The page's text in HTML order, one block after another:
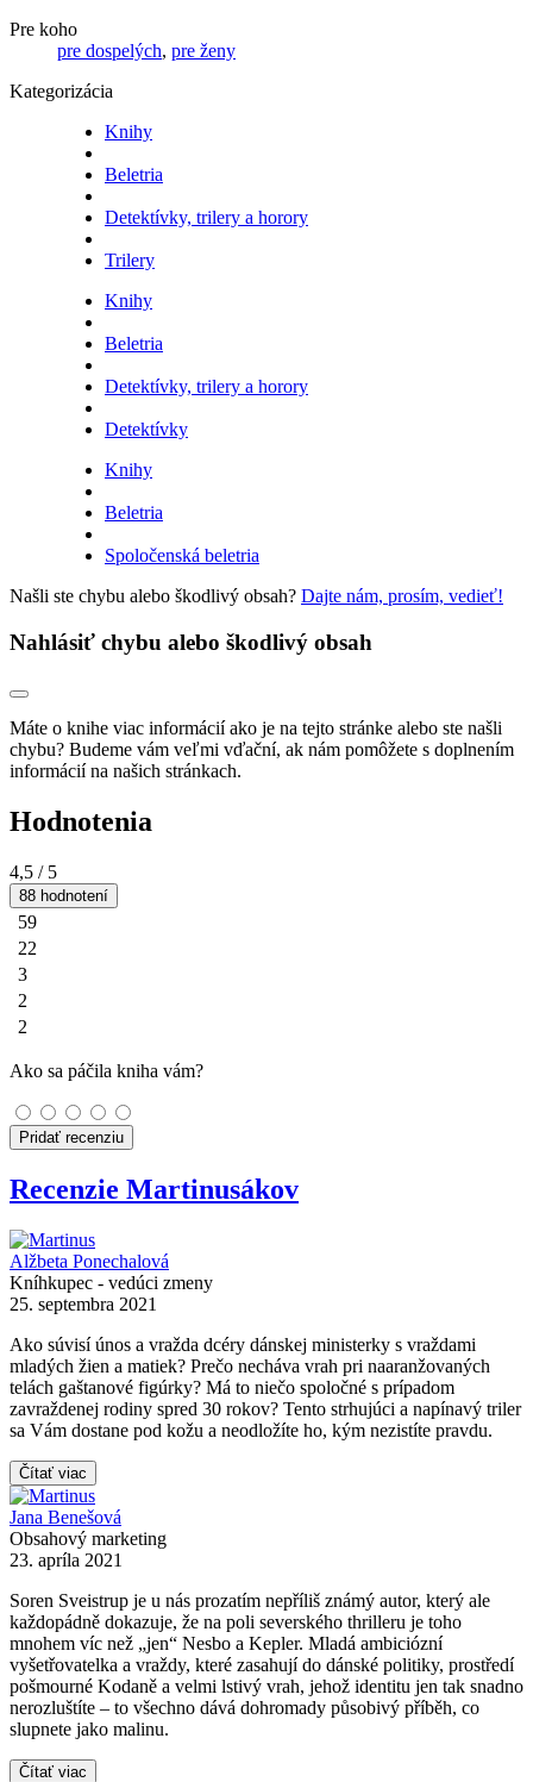
Pre koho
pre dospelých, pre ženy
Kategorizácia
Knihy
Beletria
Detektívky, trilery a horory
Trilery
Knihy
Beletria
Detektívky, trilery a horory
Detektívky
Knihy
Beletria
Spoločenská beletria
Našli ste chybu alebo škodlivý obsah? Dajte nám, prosím, vedieť!
Nahlásiť chybu alebo škodlivý obsah
Máte o knihe viac informácií ako je na tejto stránke alebo ste našli
chybu? Budeme vám veľmi vďační, ak nám pomôžete s doplnením
informácií na našich stránkach.
Hodnotenia
4,5 / 5
88 hodnotení
59
22
3
2
2
Ako sa páčila kniha vám?
Pridať recenziu
Recenzie Martinusákov
Alžbeta Ponechalová
Kníhkupec - vedúci zmeny
25. septembra 2021
Ako súvisí únos a vražda dcéry dánskej ministerky s vraždami
mladých žien a matiek? Prečo necháva vrah pri naaranžovaných
telách gaštanové figúrky? Má to niečo spoločné s prípadom
zavraždenej rodiny spred 30 rokov? Tento strhujúci a napínavý triler
sa Vám dostane pod kožu a neodložíte ho, kým nezistíte pravdu.
Čítať viac
Jana Benešová
Obsahový marketing
23. apríla 2021
Soren Sveistrup je u nás prozatím nepříliš známý autor, který ale
každopádně dokazuje, že na poli severského thrilleru je toho
mnohem víc než „jen“ Nesbo a Kepler. Mladá ambiciózní
vyšetřovatelka a vraždy, které zasahují do dánské politiky, prostředí
pošmourné Kodaně a velmi lstivý vrah, jehož identitu jen tak snadno
nerozluštíte – to všechno dává dohromady působivý příběh, co
slupnete jako malinu.
Čítať viac